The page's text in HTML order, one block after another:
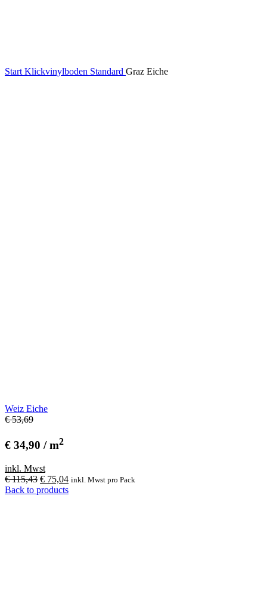
Start Klickvinylboden Standard Graz Eiche
Weiz Eiche
€ 53,69
€ 34,90 / m2
inkl. Mwst
€115,43 Ursprünglicher
Preis
€ 75,04Aktueller
Preis
inkl. Mwst pro Pack
Back to products